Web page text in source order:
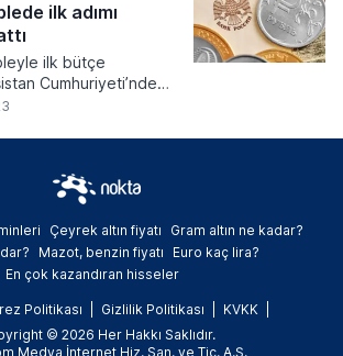
ilk adımı
ilk bütçe
Cumhuriyeti’nde
Çeyrek altın fiyatı
Gram altın ne kadar?
Mazot, benzin fiyatı
Euro kaç lira?
En çok kazandıran hisseler
Politikası Gizlilik Politikası
KVKK
© 2026 Her Hakkı Saklıdır.
Medya İnternet Hiz. San. ve Tic. A.Ş.